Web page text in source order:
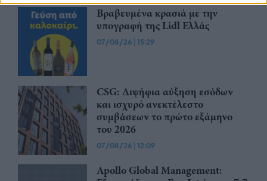
Βραβευμένα κρασιά με την
υπογραφή της Lidl Ελλάς
07/08/26 | 15:29
CSG: Διψήφια αύξηση εσόδων
και ισχυρό ανεκτέλεστο
συμβάσεων το πρώτο εξάμηνο
του 2026
07/08/26 | 12:09
Apollo Global Management: